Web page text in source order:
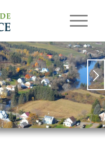
1 2 3 4